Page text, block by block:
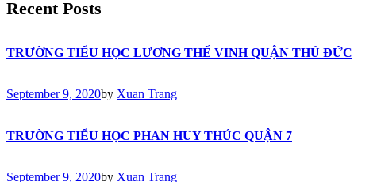
Recent Posts
TRƯỜNG TIỂU HỌC LƯƠNG THẾ VINH QUẬN THỦ ĐỨC
September 9, 2020by Xuan Trang
TRƯỜNG TIỂU HỌC PHAN HUY THÚC QUẬN 7
September 9, 2020by Xuan Trang